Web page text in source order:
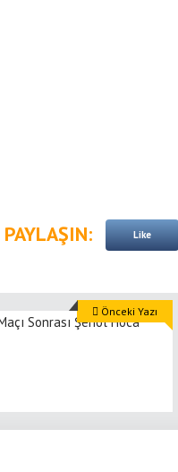
PAYLAŞIN: Like
Önceki Yazı